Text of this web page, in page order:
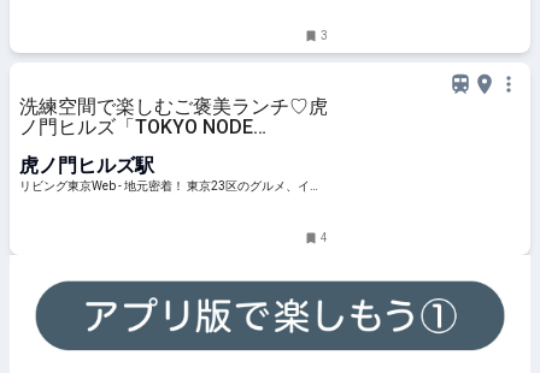
3
洗練空間で楽しむご褒美ランチ♡虎
ノ門ヒルズ「TOKYO NODE
過ごす上質なひととき
虎ノ門ヒルズ駅
リビング東京Web - 地元密着！ 東京23区のグルメ、イベ
4